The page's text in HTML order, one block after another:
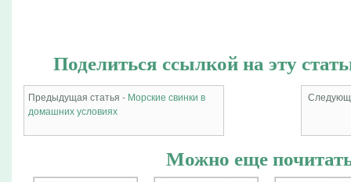
Поделиться ссылкой на эту
Предыдущая статья - Морские свинки в
домашних условиях
Можно еще